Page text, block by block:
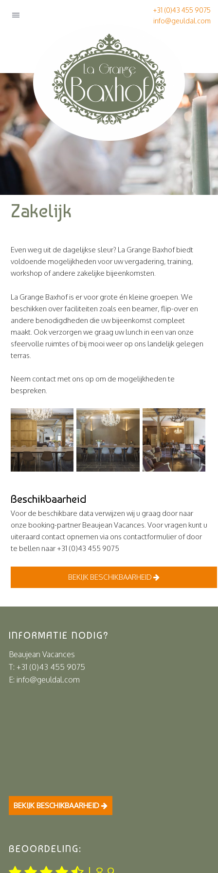
+31 (0)43 455 9075
info@geuldal.com
Zakelijk
Even weg uit de dagelijkse sleur? La Grange Baxhof biedt
voldoende mogelijkheden voor uw vergadering, training,
workshop of andere zakelijke bijeenkomsten.
La Grange Baxhof is er voor grote én kleine groepen. We
beschikken over faciliteiten zoals een beamer, flip-over en
andere benodigdheden die uw bijeenkomst compleet
maakt. Ook verzorgen we graag uw lunch in een van onze
sfeervolle ruimtes of bij mooi weer op ons landelijk gelegen
terras.
Neem contact met ons op om de mogelijkheden te
bespreken.
Beschikbaarheid
Voor de beschikbare data verwijzen wij u graag door naar
onze booking-partner Beaujean Vacances. Voor vragen kunt u
uiteraard contact opnemen via ons contactformulier of door
te bellen naar +31 (0)43 455 9075
BEKIJK BESCHIKBAARHEID
INFORMATIE NODIG?
Beaujean Vacances
T: +31 (0)43 455 9075
E: info@geuldal.com
BEKIJK BESCHIKBAARHEID
BEOORDELING: